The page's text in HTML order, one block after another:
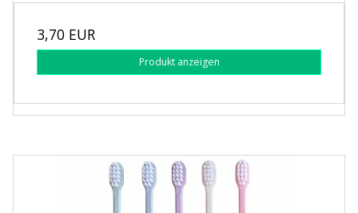
3,70 EUR
Produkt anzeigen